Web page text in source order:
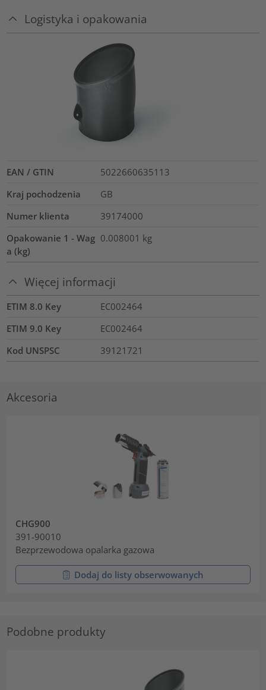
Logistyka i opakowania
EAN / GTIN
5022660635113
Kraj pochodzenia
GB
Numer klienta
39174000
Opakowanie 1 - Wag
a (kg)
0.008001 kg
Więcej informacji
ETIM 8.0 Key
EC002464
ETIM 9.0 Key
EC002464
Kod UNSPSC
39121721
Akcesoria
CHG900
391-90010
Bezprzewodowa opalarka gazowa
Dodaj do listy obserwowanych
Podobne produkty